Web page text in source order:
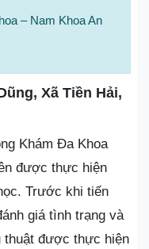
– Nam Khoa An
Xã Tiền Hải,
Khám Đa Khoa
được thực hiện
Trước khi tiến
giá tình trạng và
thuật được thực hiện